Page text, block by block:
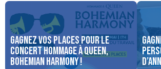
Gagnez vos places pour le
concert Hommage à Queen,
Bohemian Harmony !